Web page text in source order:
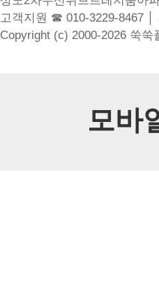
고객지원 ☎ 010-3229-8467 │
Copyright (c) 2000-2026 쑥
모바